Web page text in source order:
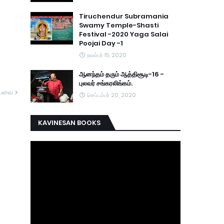
Tiruchendur Subramania
Swamy Temple-Shasti
Festival -2020 Yaga Salai
Poojai Day -1
நவம்பர் 15, 2020
ஆனந்தம் தரும் ஆத்திசூடி-16 -
புலவர் சங்கரலிங்கம்.
செப்டம்பர் 20, 2020
KAVINESAN BOOKS